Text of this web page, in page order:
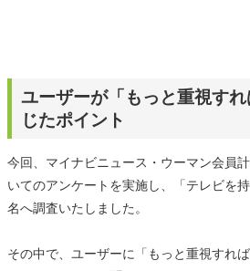
ユーザーが「もっと重視す
じたポイント
今回、マイナビニュース・ウーマン会員
いてのアンケートを実施し、「テレビを
名へ調査いたしました。
その中で、ユーザーに「もっと重視すれ